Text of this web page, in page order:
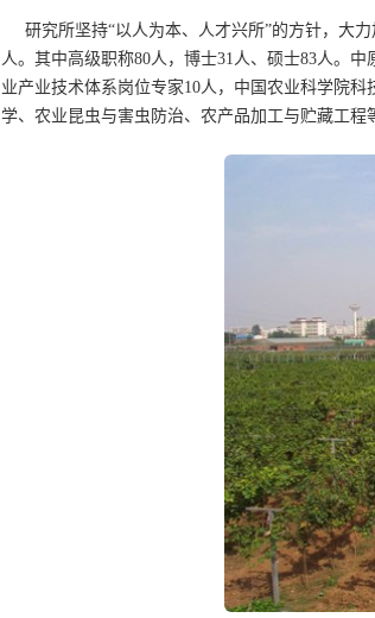
研究所坚持“以人为本、人才兴所”的方针，大
人。其中高级职称80人，博士31人、硕士83人。
业产业技术体系岗位专家10人，中国农业科学院
学、农业昆虫与害虫防治、农产品加工与贮藏工程